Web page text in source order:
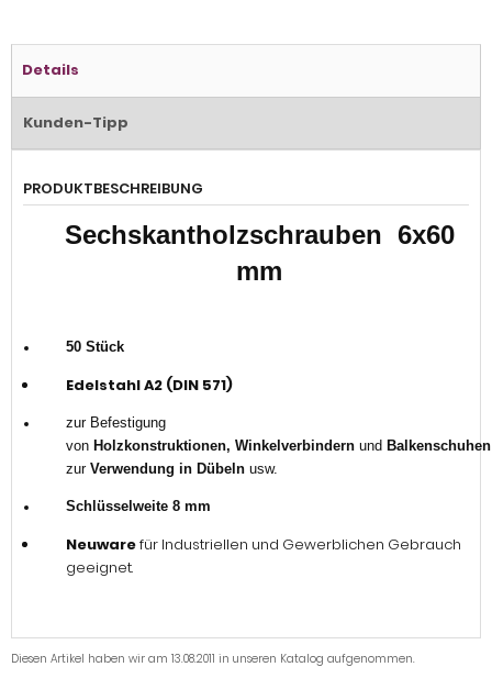
Details
Kunden-Tipp
PRODUKTBESCHREIBUNG
Sechskantholzschrauben 6x60
mm
50 Stück
Edelstahl A2 (DIN 571)
zur Befestigung
von Holzkonstruktionen, Winkelverbindern und Balkenschuhen
zurVerwendung in Dübeln usw.
Schlüsselweite 8 mm
Neuwarefür Industriellen und Gewerblichen Gebrauch
geeignet.
Diesen Artikel haben wir am 13.08.2011 in unseren Katalog aufgenommen.